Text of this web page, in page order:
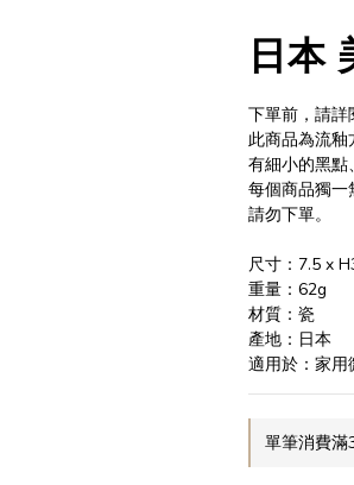
日本
下單前，請詳
此商品為流釉
有細小的黑點
每個商品獨一
請勿下單。
尺寸：7.5 x
重量：62g
材質：瓷
產地：日本
適用於：家用
單筆消費滿